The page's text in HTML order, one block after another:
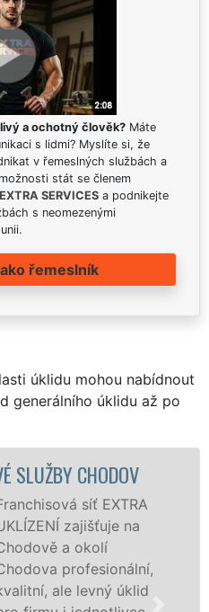
a ochotný člověk? Máte
s lidmi? Myslíte si, že
v řemeslných službách a
stát se členem
EXTRA SERVICES a podnikejte
s neomezenými
řemeslník
úklidu mohou nabídnout
generálního úklidu až po
ÚKLIDOVÁ